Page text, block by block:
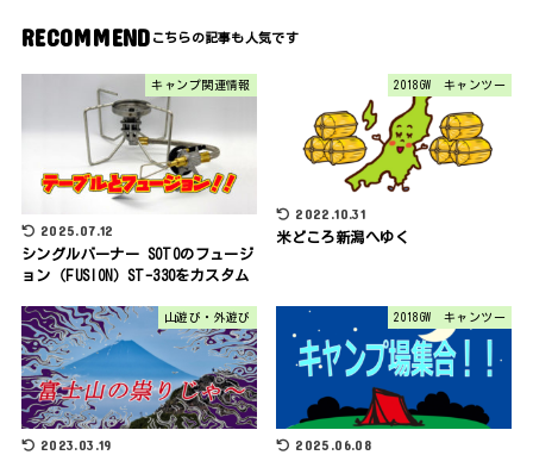
RECOMMEND
キャンプ関連情報
2025.07.12
シングルバーナー SOTOのフュージ
ョン（FUSION）ST-330をカスタム
2018GW キャンツー
2022.10.31
米どころ新潟へゆく
山遊び・外遊び
2023.03.19
2018GW キャンツー
2025.06.08